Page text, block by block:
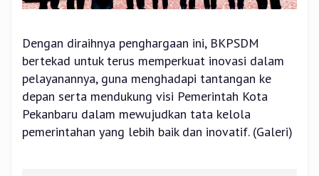
Dengan diraihnya penghargaan ini, BKPSDM
bertekad untuk terus memperkuat inovasi dalam
pelayanannya, guna menghadapi tantangan ke
depan serta mendukung visi Pemerintah Kota
Pekanbaru dalam mewujudkan tata kelola
pemerintahan yang lebih baik dan inovatif. (Galeri)